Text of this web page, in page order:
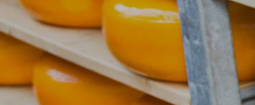
Careers
Insights